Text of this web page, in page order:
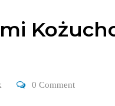
0 Comment